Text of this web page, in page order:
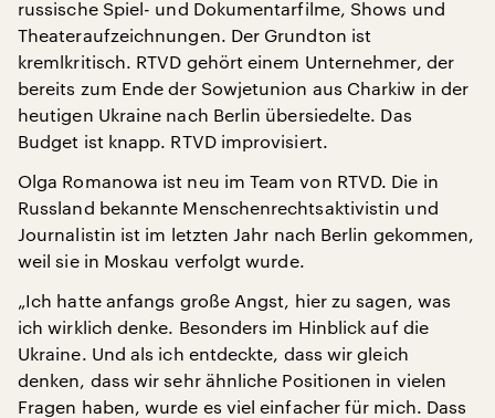
russische Spiel- und Dokumentarfilme, Shows und
Theateraufzeichnungen. Der Grundton ist
kremlkritisch. RTVD gehört einem Unternehmer, der
bereits zum Ende der Sowjetunion aus Charkiw in der
heutigen Ukraine nach Berlin übersiedelte. Das
Budget ist knapp. RTVD improvisiert.
Olga Romanowa ist neu im Team von RTVD. Die in
Russland bekannte Menschenrechtsaktivistin und
Journalistin ist im letzten Jahr nach Berlin gekommen,
weil sie in Moskau verfolgt wurde.
„Ich hatte anfangs große Angst, hier zu sagen, was
ich wirklich denke. Besonders im Hinblick auf die
Ukraine. Und als ich entdeckte, dass wir gleich
denken, dass wir sehr ähnliche Positionen in vielen
Fragen haben, wurde es viel einfacher für mich. Dass